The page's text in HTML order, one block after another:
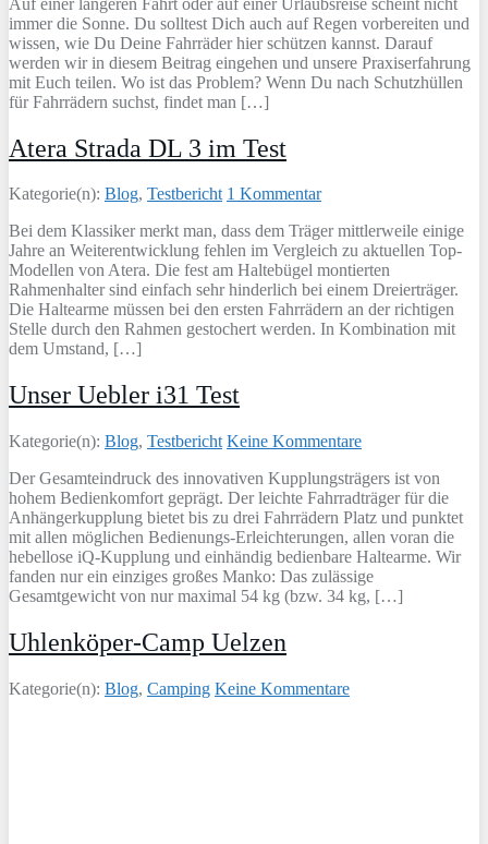
immer die Sonne. Du solltest Dich auch auf Regen vorbereiten und
wissen, wie Du Deine Fahrräder hier schützen kannst. Darauf
werden wir in diesem Beitrag eingehen und unsere Praxiserfahrung
mit Euch teilen. Wo ist das Problem? Wenn Du nach Schutzhüllen
für Fahrrädern suchst, findet man […]
Atera Strada DL 3 im Test
Kategorie(n): Blog, Testbericht 1 Kommentar
Bei dem Klassiker merkt man, dass dem Träger mittlerweile einige
Jahre an Weiterentwicklung fehlen im Vergleich zu aktuellen Top-
Modellen von Atera. Die fest am Haltebügel montierten
Rahmenhalter sind einfach sehr hinderlich bei einem Dreierträger.
Die Haltearme müssen bei den ersten Fahrrädern an der richtigen
Stelle durch den Rahmen gestochert werden. In Kombination mit
dem Umstand, […]
Unser Uebler i31 Test
Kategorie(n): Blog, Testbericht Keine Kommentare
Der Gesamteindruck des innovativen Kupplungsträgers ist von
hohem Bedienkomfort geprägt. Der leichte Fahrradträger für die
Anhängerkupplung bietet bis zu drei Fahrrädern Platz und punktet
mit allen möglichen Bedienungs-Erleichterungen, allen voran die
hebellose iQ-Kupplung und einhändig bedienbare Haltearme. Wir
fanden nur ein einziges großes Manko: Das zulässige
Gesamtgewicht von nur maximal 54 kg (bzw. 34 kg, […]
Uhlenköper-Camp Uelzen
Kategorie(n): Blog, Camping Keine Kommentare